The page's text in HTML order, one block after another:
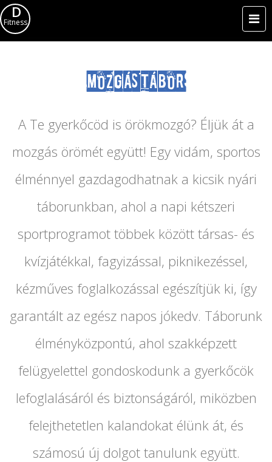
D
Fitness
MOZGÁS TÁBOR
A Te gyerkőcöd is örökmozgó? Éljük át a
mozgás örömét együtt! Egy vidám, sportos
élménnyel gazdagodhatnak a kicsik nyári
táborunkban, ahol a napi kétszeri
sportprogramot többek között társas- és
kvízjátékkal, fagyizással, piknikezéssel,
kézműves foglalkozással egészítjük ki, így
garantált az egész napos jókedv. Táborunk
élményközpontú, ahol szakképzett
felügyelettel gondoskodunk a gyerkőcök
lefoglalásáról és biztonságáról, miközben
felejthetetlen kalandokat élünk át, és
számosú új dolgot tanulunk együtt.